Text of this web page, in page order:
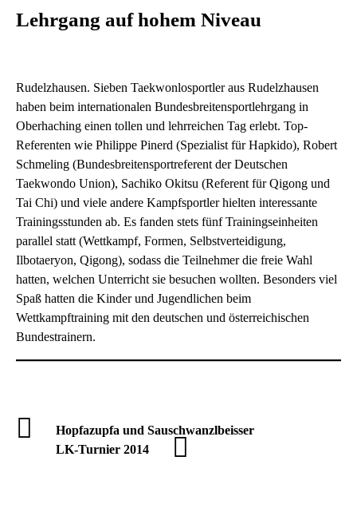
Lehrgang auf hohem Niveau
Rudelzhausen. Sieben Taekwonlosportler aus Rudelzhausen
haben beim internationalen Bundesbreitensportlehrgang in
Oberhaching einen tollen und lehrreichen Tag erlebt. Top-
Referenten wie Philippe Pinerd (Spezialist für Hapkido), Robert
Schmeling (Bundesbreitensportreferent der Deutschen
Taekwondo Union), Sachiko Okitsu (Referent für Qigong und
Tai Chi) und viele andere Kampfsportler hielten interessante
Trainingsstunden ab. Es fanden stets fünf Trainingseinheiten
parallel statt (Wettkampf, Formen, Selbstverteidigung,
Ilbotaeryon, Qigong), sodass die Teilnehmer die freie Wahl
hatten, welchen Unterricht sie besuchen wollten. Besonders viel
Spaß hatten die Kinder und Jugendlichen beim
Wettkampftraining mit den deutschen und österreichischen
Bundestrainern.
Hopfazupfa und Sauschwanzlbeisser
LK-Turnier 2014